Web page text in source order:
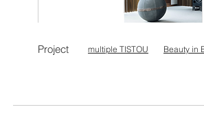
Project multiple TISTOU Beauty in